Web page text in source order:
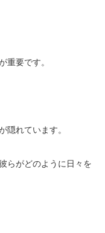
重要です。
隠れています。
らがどのように日々を